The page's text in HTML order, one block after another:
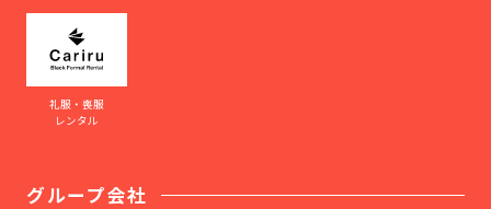
礼服・喪服
レンタル
グループ会社